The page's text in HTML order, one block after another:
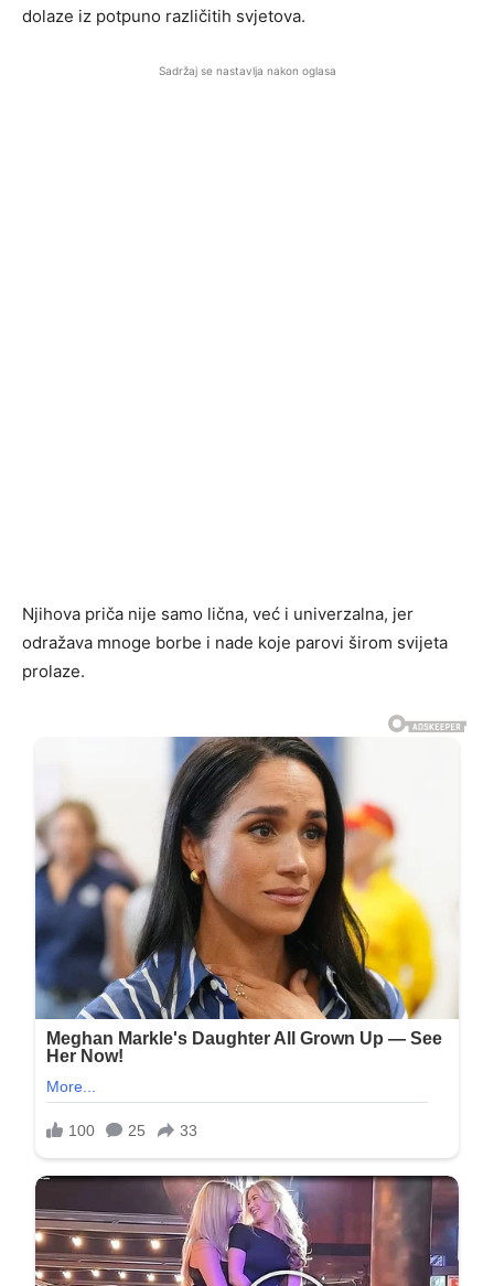
dolaze iz potpuno različitih svjetova.
Sadržaj se nastavlja nakon oglasa
Njihova priča nije samo lična, već i univerzalna, jer
odražava mnoge borbe i nade koje parovi širom svijeta
prolaze.